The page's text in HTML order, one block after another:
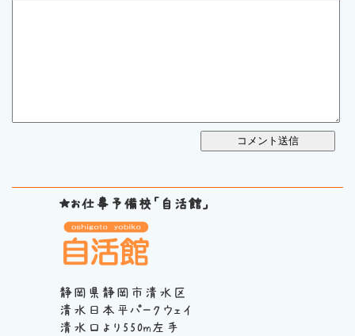
★お仕事予備校「自活館」
静岡県静岡市清水区
清水日本平パークウェイ
清水口より550m左手